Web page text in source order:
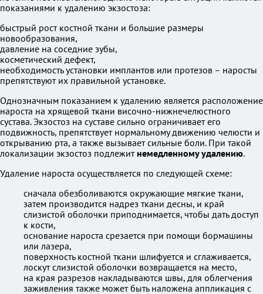
показаниями к удалению экзостоза:
быстрый рост костной ткани и большие размеры
новообразования,
давление на соседние зубы,
косметический дефект,
необходимость установки имплантов или протезов – наросты
препятствуют их правильной установке.
Однозначным показанием к удалению является расположение
нароста на хрящевой ткани височно-нижнечелюстного
сустава. Экзостоз на суставе сильно ограничивает его
подвижность, препятствует нормальному движению челюсти и
открыванию рта, а также вызывает сильные боли. При такой
локализации экзостоз подлежитнемедленному удалению.
Удаление нароста осуществляется по следующей схеме:
сначала обезболиваются окружающие мягкие ткани,
затем производится надрез ткани десны, и край
слизистой оболочки приподнимается, чтобы дать доступ
к кости,
основание нароста срезается при помощи бормашины
или лазера,
поверхность костной ткани шлифуется и сглаживается,
лоскут слизистой оболочки возвращается на место,
на края разрезов накладываются швы, для облегчения
заживления также может быть наложена аппликация с